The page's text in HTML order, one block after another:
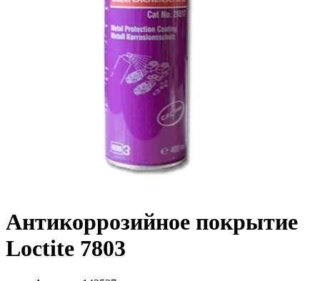
Антикоррозийное покрытие
Loctite 7803